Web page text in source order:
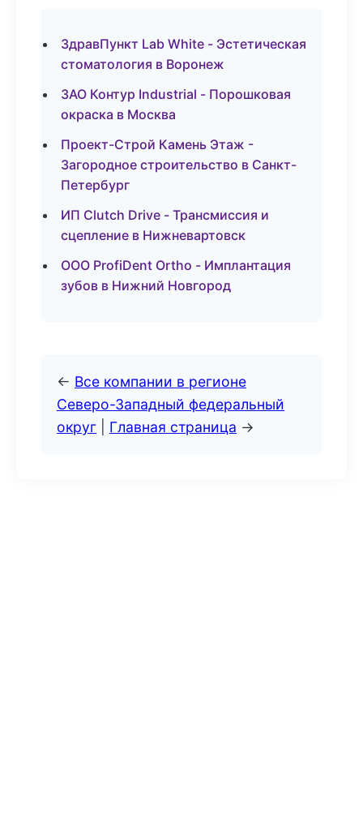
ЗдравПункт Lab White - Эстетическая
стоматология в Воронеж
ЗАО Контур Industrial - Порошковая
окраска в Москва
Проект-Строй Камень Этаж -
Загородное строительство в Санкт-
Петербург
ИП Clutch Drive - Трансмиссия и
сцепление в Нижневартовск
ООО ProfiDent Ortho - Имплантация
зубов в Нижний Новгород
← Все компании в регионе
Северо-Западный федеральный
округ
Главная страница →